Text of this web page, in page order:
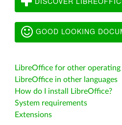
GOOD LOOKING
LibreOffice for other operating
LibreOffice in other languages
How do I install LibreOffice?
System requirements
Extensions